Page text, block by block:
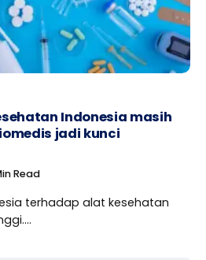
Indonesia masih
jadi kunci
Read
terhadap alat kesehatan